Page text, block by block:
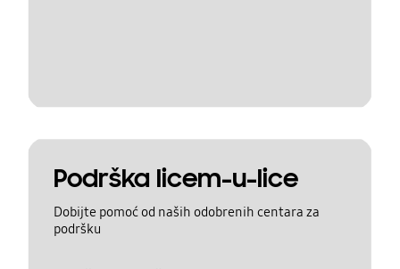
Podrška licem-u-lice
Dobijte pomoć od naših odobrenih centara za
podršku